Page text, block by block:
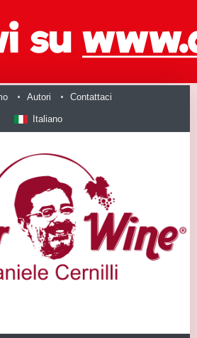
Autori Contattaci
Italiano